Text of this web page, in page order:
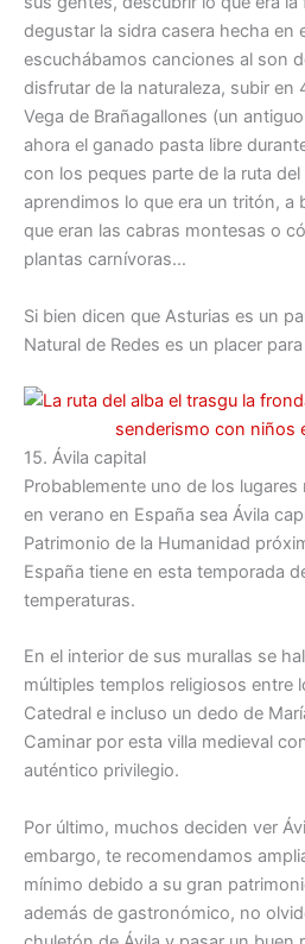
degustar la sidra casera hecha en
escuchábamos canciones al son
disfrutar de la naturaleza, subir en
Vega de Brañagallones (un
ahora el ganado pasta libre
con los peques parte de la ruta
aprendimos lo que era un tritón, a
que eran las cabras montesas o
plantas carnívoras…
Si bien dicen que Asturias es un
Natural de Redes es un placer
15. Ávila capital
Probablemente uno de los
en verano en España sea Ávila
Patrimonio de la Humanidad
España tiene en esta temporada
temperaturas.
En el interior de sus murallas se
múltiples templos religiosos entre
Catedral e incluso un dedo de
Caminar por esta villa medieval
auténtico privilegio.
Por último, muchos deciden ver
embargo, te recomendamos
mínimo debido a su gran
además de gastronómico, no